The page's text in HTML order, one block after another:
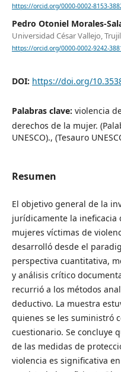
https://orcid.org/0000-0002-8153-
Pedro Otoniel Morales-
Universidad César Vallejo,
https://orcid.org/0000-0002-9242-
DOI: https://doi.org/
Palabras clave: violencia
derechos de la mujer.
UNESCO)., (Tesauro
Resumen
El objetivo general de la
jurídicamente la ineficacia
mujeres víctimas de
desarrolló desde el
perspectiva cuantitativa,
y análisis crítico
recurrió a los métodos
deductivo. La muestra
quienes se les suministró
cuestionario. Se concluye
de las medidas de
violencia es significativa